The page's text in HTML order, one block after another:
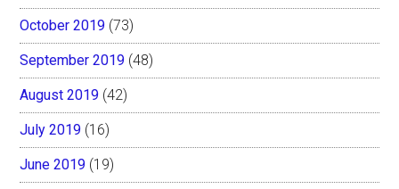
October 2019 (73)
September 2019 (48)
August 2019 (42)
July 2019 (16)
June 2019 (19)